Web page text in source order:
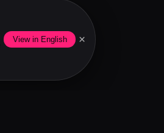
View in English ×